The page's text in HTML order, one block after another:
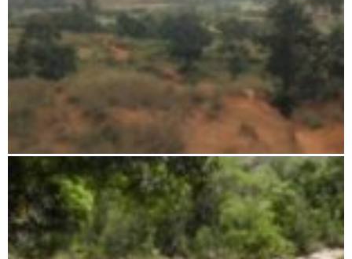
Ambohijanahary